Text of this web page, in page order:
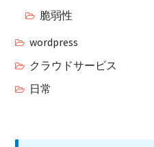
脆弱性
wordpress
クラウドサービス
日常